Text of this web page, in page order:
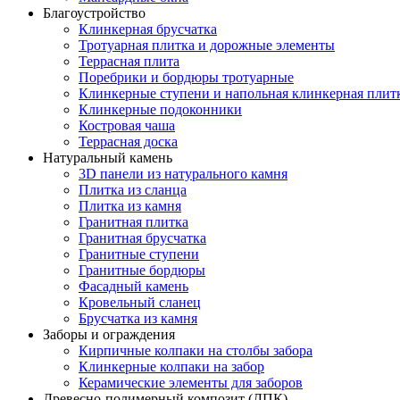
Благоустройство
Клинкерная брусчатка
Тротуарная плитка и дорожные элементы
Террасная плита
Поребрики и бордюры тротуарные
Клинкерные ступени и напольная клинкерная
Клинкерные подоконники
Костровая чаша
Террасная доска
Натуральный камень
3D панели из натурального камня
Плитка из сланца
Плитка из камня
Гранитная плитка
Гранитная брусчатка
Гранитные ступени
Гранитные бордюры
Фасадный камень
Кровельный сланец
Брусчатка из камня
Заборы и ограждения
Кирпичные колпаки на столбы забора
Клинкерные колпаки на забор
Керамические элементы для заборов